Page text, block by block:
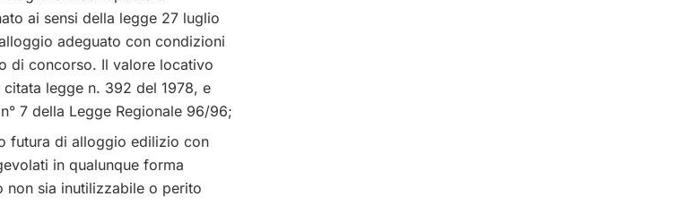
ai sensi della legge 27 luglio
adeguato con condizioni
di concorso. Il valore locativo
legge n. 392 del 1978, e
7 della Legge Regionale 96/96;
futura di alloggio edilizio con
in qualunque forma
non sia inutilizzabile o perito